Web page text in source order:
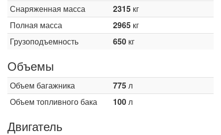
Снаряженная масса 2315 кг
Полная масса
2965 кг
Грузоподъемность
650 кг
Объемы
Объем багажника 775л
Объем топливного бака
100л
Двигатель